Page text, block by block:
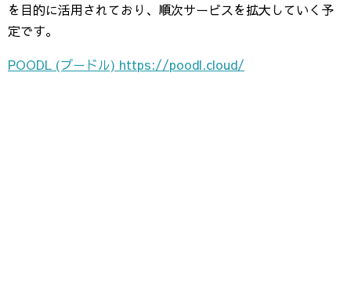
を目的に活用されており、順次サービスを拡大していく予
定です。
POODL (プードル) https://poodl.cloud/